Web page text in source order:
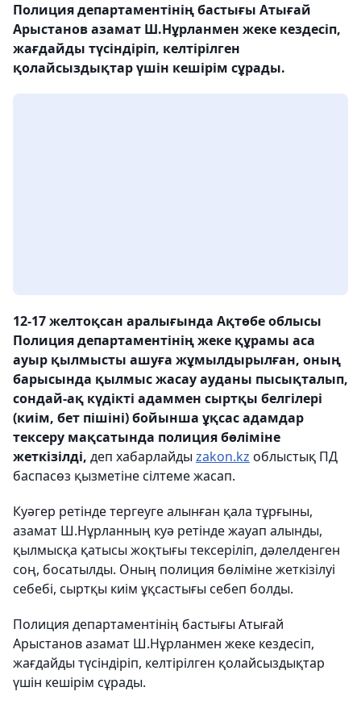
Полиция департаментінің бастығы Атығай
Арыстанов азамат Ш.Нұрланмен жеке кездесіп,
жағдайды түсіндіріп, келтірілген
қолайсыздықтар үшін кешірім сұрады.
12-17 желтоқсан аралығында Ақтөбе облысы
Полиция департаментінің жеке құрамы аса
ауыр қылмысты ашуға жұмылдырылған, оның
барысында қылмыс жасау ауданы пысықталып,
сондай-ақ күдікті адаммен сыртқы белгілері
(киім, бет пішіні) бойынша ұқсас адамдар
тексеру мақсатында полиция бөліміне
жеткізілді, деп хабарлайды zakon.kz облыстық ПД
баспасөз қызметіне сілтеме жасап.
Куәгер ретінде тергеуге алынған қала тұрғыны,
азамат Ш.Нұрланның куә ретінде жауап алынды,
қылмысқа қатысы жоқтығы тексеріліп, дәлелденген
соң, босатылды. Оның полиция бөліміне жеткізілуі
себебі, сыртқы киім ұқсастығы себеп болды.
Полиция департаментінің бастығы Атығай
Арыстанов азамат Ш.Нұрланмен жеке кездесіп,
жағдайды түсіндіріп, келтірілген қолайсыздықтар
үшін кешірім сұрады.